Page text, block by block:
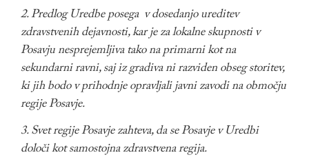
2. Predlog Uredbe posega v dosedanjo ureditev
zdravstvenih dejavnosti, kar je za lokalne skupnosti v
Posavju nesprejemljiva tako na primarni kot na
sekundarni ravni, saj iz gradiva ni razviden obseg storitev,
ki jih bodo v prihodnje opravljali javni zavodi na območju
regije Posavje.
3. Svet regije Posavje zahteva, da se Posavje v Uredbi
določi kot samostojna zdravstvena regija.